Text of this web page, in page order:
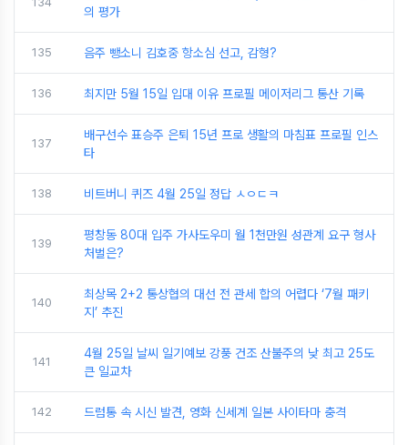
의 평가
135 음주 뺑소니 김호중 항소심 선고, 감형?
136 최지만 5월 15일 입대 이유 프로필 메이저리그 통산 기록
137
배구선수 표승주 은퇴 15년 프로 생활의 마침표 프로필 인스
타
138 비트버니 퀴즈 4월 25일 정답 ㅅㅇㄷㅋ
139
평창동 80대 입주 가사도우미 월 1천만원 성관계 요구 형사
처벌은?
140
최상목 2+2 통상협의 대선 전 관세 합의 어렵다 ‘7월 패키
지’ 추진
141
4월 25일 날씨 일기예보 강풍 건조 산불주의 낮 최고 25도
큰 일교차
142 드럼통 속 시신 발견, 영화 신세계 일본 사이타마 충격